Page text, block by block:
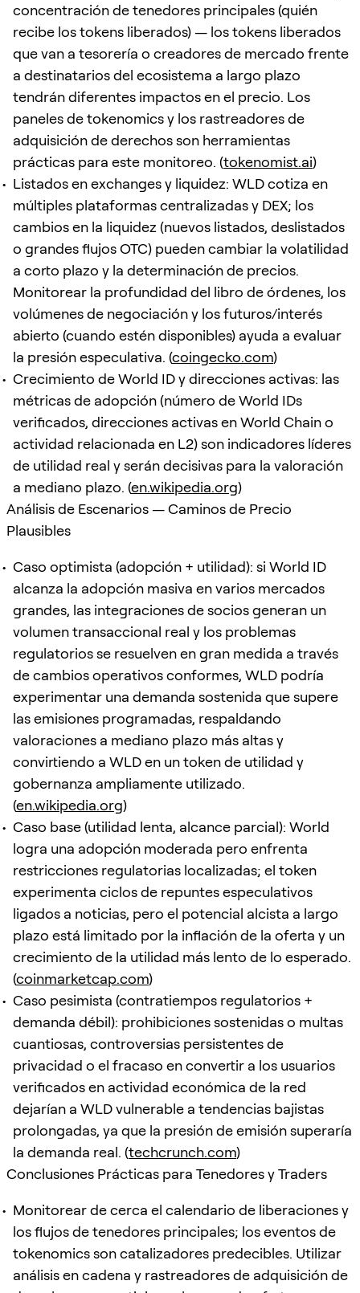
concentración de tenedores principales (quién
recibe los tokens liberados) — los tokens liberados
que van a tesorería o creadores de mercado frente
a destinatarios del ecosistema a largo plazo
tendrán diferentes impactos en el precio. Los
paneles de tokenomics y los rastreadores de
adquisición de derechos son herramientas
prácticas para este monitoreo. (tokenomist.ai)
Listados en exchanges y liquidez: WLD cotiza en
múltiples plataformas centralizadas y DEX; los
cambios en la liquidez (nuevos listados, deslistados
o grandes flujos OTC) pueden cambiar la volatilidad
a corto plazo y la determinación de precios.
Monitorear la profundidad del libro de órdenes, los
volúmenes de negociación y los futuros/interés
abierto (cuando estén disponibles) ayuda a evaluar
la presión especulativa. (coingecko.com)
Crecimiento de World ID y direcciones activas: las
métricas de adopción (número de World IDs
verificados, direcciones activas en World Chain o
actividad relacionada en L2) son indicadores líderes
de utilidad real y serán decisivas para la valoración
a mediano plazo. (en.wikipedia.org)
Análisis de Escenarios — Caminos de Precio
Plausibles
Caso optimista (adopción + utilidad): si World ID
alcanza la adopción masiva en varios mercados
grandes, las integraciones de socios generan un
volumen transaccional real y los problemas
regulatorios se resuelven en gran medida a través
de cambios operativos conformes, WLD podría
experimentar una demanda sostenida que supere
las emisiones programadas, respaldando
valoraciones a mediano plazo más altas y
convirtiendo a WLD en un token de utilidad y
gobernanza ampliamente utilizado.
(en.wikipedia.org)
Caso base (utilidad lenta, alcance parcial): World
logra una adopción moderada pero enfrenta
restricciones regulatorias localizadas; el token
experimenta ciclos de repuntes especulativos
ligados a noticias, pero el potencial alcista a largo
plazo está limitado por la inflación de la oferta y un
crecimiento de la utilidad más lento de lo esperado.
(coinmarketcap.com)
Caso pesimista (contratiempos regulatorios +
demanda débil): prohibiciones sostenidas o multas
cuantiosas, controversias persistentes de
privacidad o el fracaso en convertir a los usuarios
verificados en actividad económica de la red
dejarían a WLD vulnerable a tendencias bajistas
prolongadas, ya que la presión de emisión superaría
la demanda real. (techcrunch.com)
Conclusiones Prácticas para Tenedores y Traders
Monitorear de cerca el calendario de liberaciones y
los flujos de tenedores principales; los eventos de
tokenomics son catalizadores predecibles. Utilizar
análisis en cadena y rastreadores de adquisición de